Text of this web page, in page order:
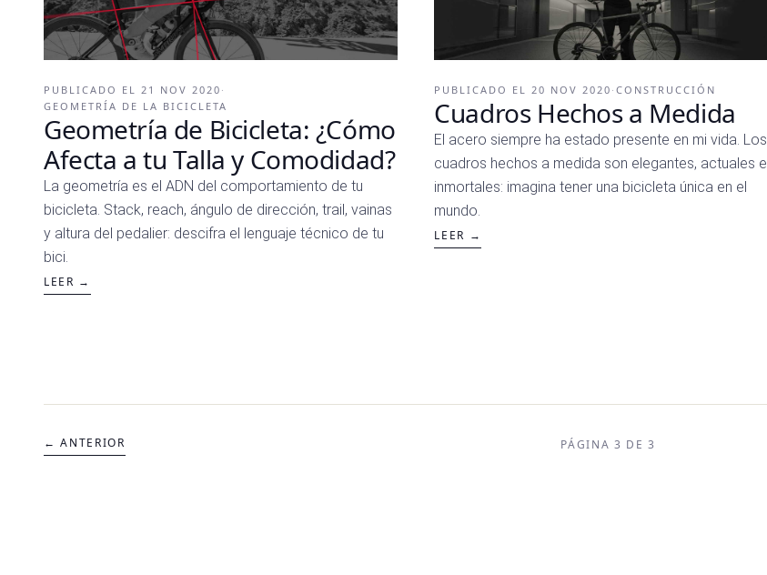
PUBLICADO EL 21 NOV 2020 ·
GEOMETRÍA DE LA BICICLETA
Geometría de Bicicleta: ¿Cómo
Afecta a tu Talla y Comodidad?
La geometría es el ADN del comportamiento de tu
bicicleta. Stack, reach, ángulo de dirección, trail, vainas
y altura del pedalier: descifra el lenguaje técnico de tu
bici.
LEER →
PUBLICADO EL 20 NOV 2020 · CONSTRUCCIÓN
Cuadros Hechos a Medida
El acero siempre ha estado presente en mi vida. Los
cuadros hechos a medida son elegantes, actuales e
inmortales: imagina tener una bicicleta única en el
mundo.
LEER →
← ANTERIOR PÁGINA 3 DE 3